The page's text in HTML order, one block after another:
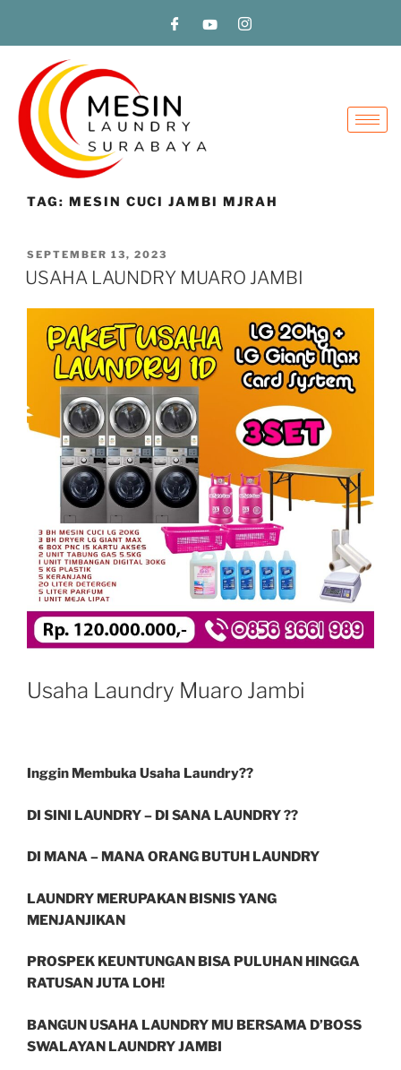
TAG: MESIN CUCI JAMBI MJRAH
SEPTEMBER 13, 2023
USAHA LAUNDRY MUARO JAMBI
Usaha Laundry Muaro Jambi
Inggin Membuka Usaha Laundry??
DI SINI LAUNDRY – DI SANA LAUNDRY ??
DI MANA – MANA ORANG BUTUH LAUNDRY
LAUNDRY MERUPAKAN BISNIS YANG
MENJANJIKAN
PROSPEK KEUNTUNGAN BISA PULUHAN HINGGA
RATUSAN JUTA LOH!
BANGUN USAHA LAUNDRY MU BERSAMA D’BOSS
SWALAYAN LAUNDRY JAMBI